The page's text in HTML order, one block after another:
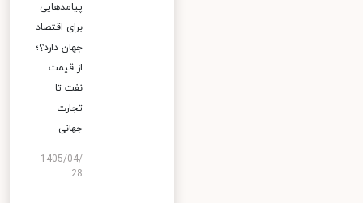
پیامدهایی
برای اقتصاد
جهان دارد؟؛
از قیمت
نفت تا
تجارت
جهانی
1405/04/
28